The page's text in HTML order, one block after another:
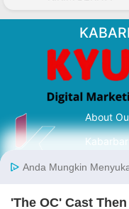
About
serta